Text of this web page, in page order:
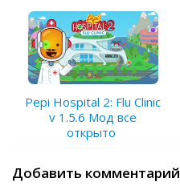
Pepi Hospital 2: Flu Clinic
v 1.5.6 Мод все
открыто
Добавить комментарий